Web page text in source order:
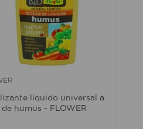
rápida
líquido universal a
de humus - FLOWER